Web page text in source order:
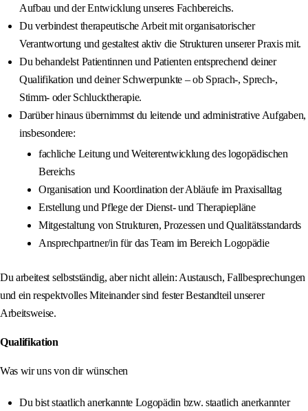
Aufbau und der Entwicklung unseres Fachbereichs.
Du verbindest therapeutische Arbeit mit organisatorischer
Verantwortung und gestaltest aktiv die Strukturen unserer Praxis mit.
Du behandelst Patientinnen und Patienten entsprechend deiner
Qualifikation und deiner Schwerpunkte – ob Sprach-, Sprech-,
Stimm- oder Schlucktherapie.
Darüber hinaus übernimmst du leitende und administrative Aufgaben,
insbesondere:
fachliche Leitung und Weiterentwicklung des logopädischen
Bereichs
Organisation und Koordination der Abläufe im Praxisalltag
Erstellung und Pflege der Dienst- und Therapiepläne
Mitgestaltung von Strukturen, Prozessen und Qualitätsstandards
Ansprechpartner/in für das Team im Bereich Logopädie
Du arbeitest selbstständig, aber nicht allein: Austausch, Fallbesprechungen
und ein respektvolles Miteinander sind fester Bestandteil unserer
Arbeitsweise.
Qualifikation
Was wir uns von dir wünschen
Du bist staatlich anerkannte Logopädin bzw. staatlich anerkannter